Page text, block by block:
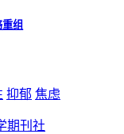
组
抑郁 焦虑
期刊社